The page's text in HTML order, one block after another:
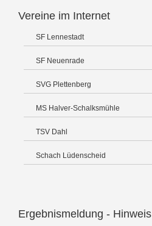
Vereine im Internet
SF Lennestadt
SF Neuenrade
SVG Plettenberg
MS Halver-Schalksmühle
TSV Dahl
Schach Lüdenscheid
Ergebnismeldung - Hinweis